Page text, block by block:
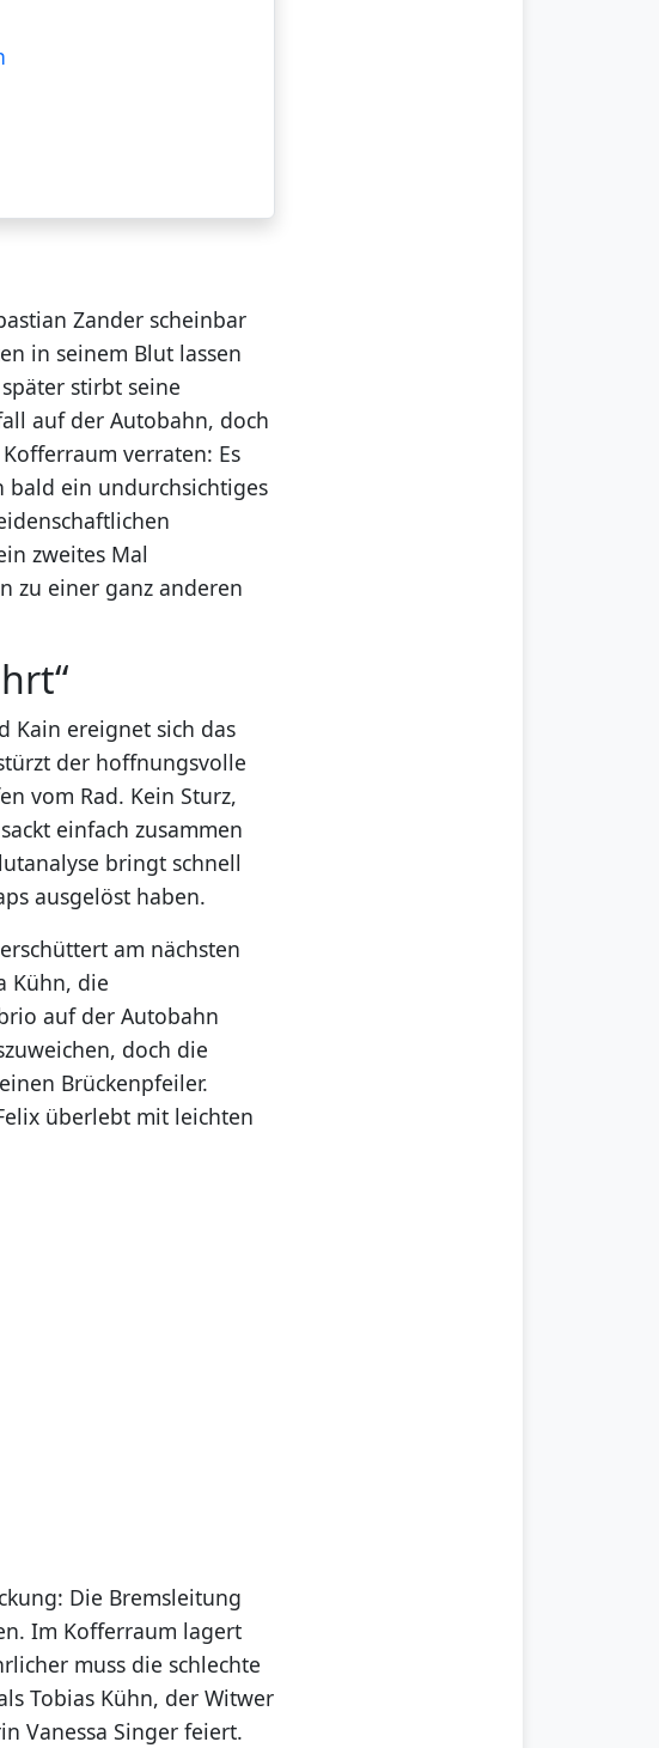
Zander scheinbar
in seinem Blut lassen
stirbt seine
auf der Autobahn, doch
verraten: Es
bald ein undurchsichtiges
zweites Mal
zu einer ganz anderen
Kain ereignet sich das
der hoffnungsvolle
vom Rad. Kein Sturz,
einfach zusammen
bringt schnell
ausgelöst haben.
am nächsten
Kühn, die
auf der Autobahn
doch die
Brückenpfeiler.
überlebt mit leichten
Die Bremsleitung
Im Kofferraum lagert
muss die schlechte
Tobias Kühn, der Witwer
Vanessa Singer feiert.